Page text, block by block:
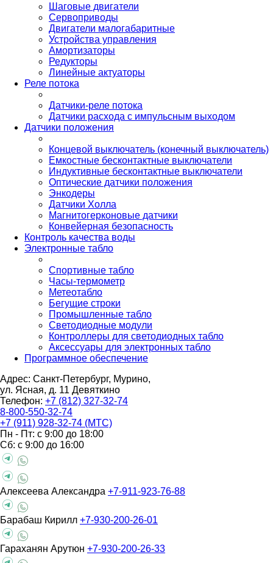
Шаговые двигатели
Сервоприводы
Двигатели малогабаритные
Устройства управления
Амортизаторы
Редукторы
Линейные актуаторы
Реле потока
Датчики-реле потока
Датчики расхода с импульсным выходом
Датчики положения
Концевой выключатель (конечный выключатель)
Емкостные бесконтактные выключатели
Индуктивные бесконтактные выключатели
Оптические датчики положения
Энкодеры
Датчики Холла
Магнитогерконовые датчики
Конвейерная безопасность
Контроль качества воды
Электронные табло
Спортивные табло
Часы-термометр
Метеотабло
Бегущие строки
Промышленные табло
Светодиодные модули
Контроллеры для светодиодных табло
Аксессуары для электронных табло
Программное обеспечение
Адрес: Санкт-Петербург, Мурино,
ул. Ясная, д. 11 Девяткино
Телефон: +7 (812) 327-32-74
8-800-550-32-74
+7 (911) 928-32-74 (МТС)
Пн - Пт: с 9:00 до 18:00
Сб: с 9:00 до 16:00
Алексеева Александра +7-911-923-76-88
Барабаш Кирилл +7-930-200-26-01
Гараханян Арутюн +7-930-200-26-33